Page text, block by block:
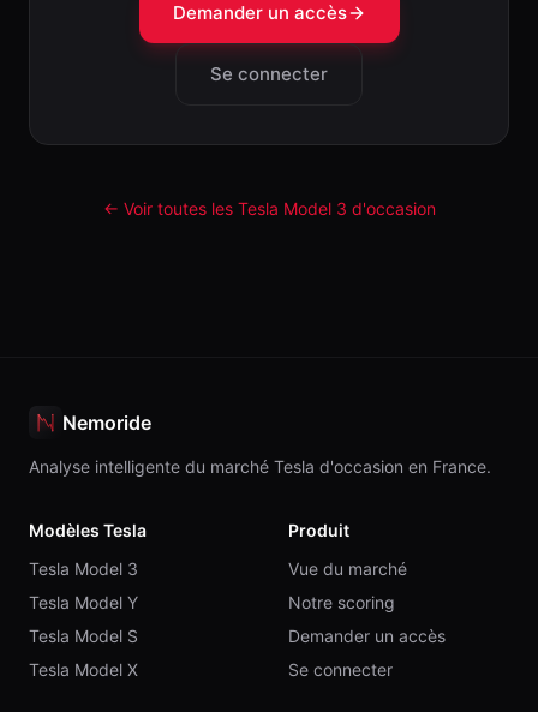
Demander un accès
Se connecter
← Voir toutes les Tesla Model 3 d'occasion
Nemoride
Analyse intelligente du marché Tesla d'occasion en France.
Modèles Tesla
Tesla Model 3
Tesla Model Y
Tesla Model S
Tesla Model X
Produit
Vue du marché
Notre scoring
Demander un accès
Se connecter